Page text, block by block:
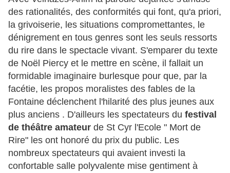
des rationalités, des conformités qui font, qu'a priori,
la grivoiserie, les situations compromettantes, le
dénigrement en tous genres sont les seuls ressorts
du rire dans le spectacle vivant. S'emparer du texte
de Noël Piercy et le mettre en scène, il fallait un
formidable imaginaire burlesque pour que, par la
facétie, les propos moralistes des fables de la
Fontaine déclenchent l'hilarité des plus jeunes aux
plus anciens . D'ailleurs les spectateurs du festival
de théâtre amateur de St Cyr l'Ecole " Mort de
Rire" les ont honoré du prix du public. Les
nombreux spectateurs qui avaient investi la
confortable salle polyvalente mise gentiment à